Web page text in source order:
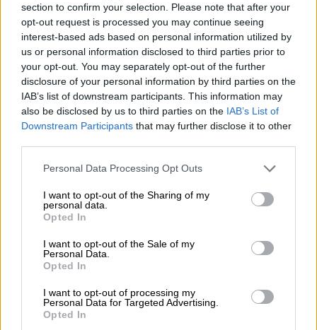
section to confirm your selection. Please note that after your
opt-out request is processed you may continue seeing
interest-based ads based on personal information utilized by
us or personal information disclosed to third parties prior to
your opt-out. You may separately opt-out of the further
disclosure of your personal information by third parties on the
IAB’s list of downstream participants. This information may
also be disclosed by us to third parties on the IAB’s List of
Downstream Participants that may further disclose it to other
Please note that this website/app uses one or more Google
not limited to your visit or usage behaviour. You may click to
grant or deny consent to Google and its third-party tags to
use your data for below specified purposes in below Google
consent section.
Personal Data Processing Opt Outs
I want to opt-out of the Sharing of my
personal data.
Opted In
I want to opt-out of the Sale of my
Personal Data.
Opted In
I want to opt-out of processing my
Personal Data for Targeted Advertising.
Opted In
Εκτός από την αύξηση των καλλιεργειών, το
UNODCεξηγεί αυτή τη μεγάλη άνοδο
επικαλούμενο «βελτιώσεις στη διαδικασία
της μετατροπής» των φύλλων τηςκόκας σε
κοκαΐνη. Ο οργανισμός παρατήρησε
παράλληλα «μια συνεχή αύξηση» της ζήτησης
για τη λευκή σκόνη στη διάρκεια της
τελευταίας δεκαετίας -όπως μαρτυρεί ο
χωρίς προηγούμενο όγκος των κατασχέσεων
Μόλις βγει από τα
πελάτη γύρω στα 70 ευρώ το γραμμάριο.
κόλπους των εύπορων πληθυσμών της
Αμερικής και ορισμένων